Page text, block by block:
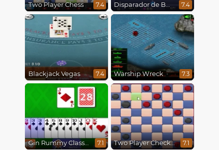
Two Player Chess 7.4 Disparador de Burbujas 7.4
Blackjack Vegas 7.4 Warship Wreck 7.3
Gin Rummy Classic 7.1 Two Player Checkers 7.1